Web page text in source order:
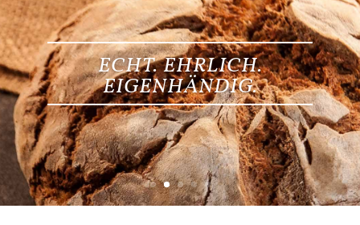
ECHT. EHRLICH.
EIGENHÄNDIG.